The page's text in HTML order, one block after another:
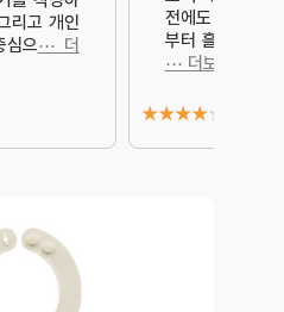
리고 개인
심으⋯ 더
전에도 많이 안
부터 흘리기 시
⋯ 더보기
★★★★★